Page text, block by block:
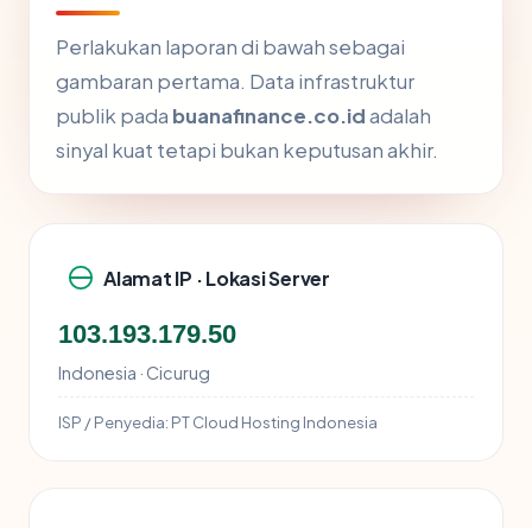
Perlakukan laporan di bawah sebagai
gambaran pertama. Data infrastruktur
publik pada buanafinance.co.idadalah
sinyal kuat tetapi bukan keputusan akhir.
Alamat IP · Lokasi Server
103.193.179.50
Indonesia · Cicurug
ISP / Penyedia: PT Cloud Hosting Indonesia